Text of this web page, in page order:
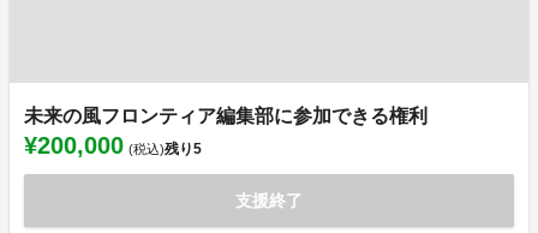
未来の風フロンティア編集部に参加できる権利
¥200,000 (税込)残り5
支援終了